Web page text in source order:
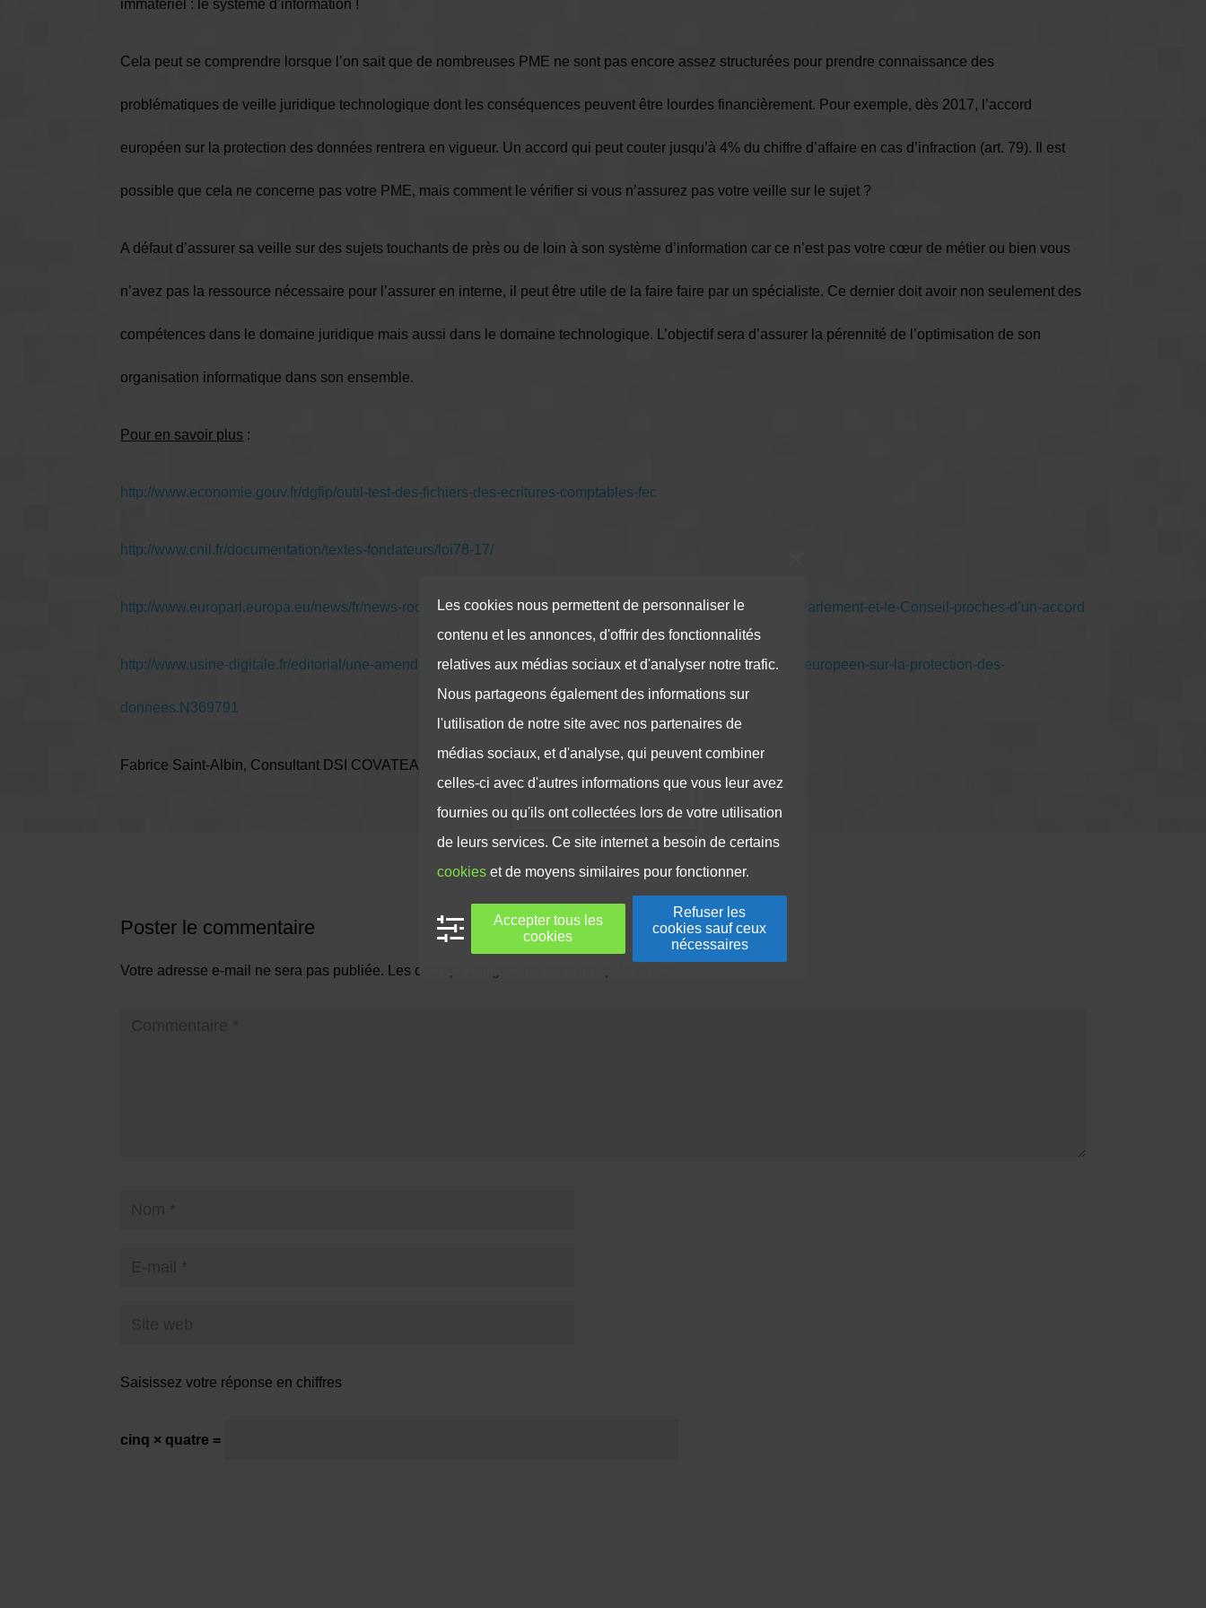
immatériel : le système d’information !
Cela peut se comprendre lorsque l’on sait que de nombreuses PME ne sont pas encore assez structurées pour prendre connaissance des
problématiques de veille juridique technologique dont les conséquences peuvent être lourdes financièrement. Pour exemple, dès 2017, l’accord
européen sur la protection des données rentrera en vigueur. Un accord qui peut couter jusqu’à 4% du chiffre d’affaire en cas d’infraction (art. 79). Il est
possible que cela ne concerne pas votre PME, mais comment le vérifier si vous n’assurez pas votre veille sur le sujet ?
A défaut d’assurer sa veille sur des sujets touchants de près ou de loin à son système d’information car ce n’est pas votre cœur de métier ou bien vous
n’avez pas la ressource nécessaire pour l’assurer en interne, il peut être utile de la faire faire par un spécialiste. Ce dernier doit avoir non seulement des
compétences dans le domaine juridique mais aussi dans le domaine technologique. L’objectif sera d’assurer la pérennité de l’optimisation de son
organisation informatique dans son ensemble.
Pour en savoir plus :
http://www.economie.gouv.fr/dgfip/outil-test-des-fichiers-des-ecritures-comptables-fec
http://www.cnil.fr/documentation/textes-fondateurs/loi78-17/
http://www.europarl.europa.eu/news/fr/news-room/20151215IPR07597/Protection-des-donn%C3%A9es-le-Parlement-et-le-Conseil-proches-d’un-accord
http://www.usine-digitale.fr/editorial/une-amende-de-4-du-chiffre-d-affaires-a-qui-ne-respectera-pas-l-accord-europeen-sur-la-protection-des-
donnees.N369791
Fabrice Saint-Albin, Consultant DSI COVATEAM
Retour à l'actualité
Poster le commentaire
Votre adresse e-mail ne sera pas publiée. Les champs obligatoires sont indiqués avec
Saisissez votre réponse en chiffres
cinq × quatre =
Les cookies nous permettent de personnaliser le
contenu et les annonces, d'offrir des fonctionnalités
relatives aux médias sociaux et d'analyser notre trafic.
Nous partageons également des informations sur
l'utilisation de notre site avec nos partenaires de
médias sociaux, et d'analyse, qui peuvent combiner
celles-ci avec d'autres informations que vous leur avez
fournies ou qu'ils ont collectées lors de votre utilisation
de leurs services. Ce site internet a besoin de certains
cookieset de moyens similaires pour fonctionner.
Accepter tous les
cookies
Refuser les
cookies sauf ceux
nécessaires